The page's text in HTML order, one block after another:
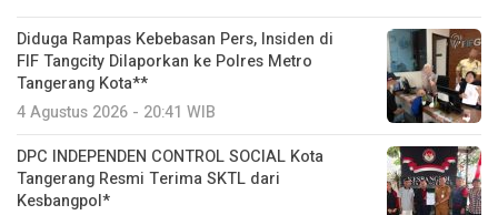
Diduga Rampas Kebebasan Pers, Insiden di
FIF Tangcity Dilaporkan ke Polres Metro
Tangerang Kota**
4 Agustus 2026 - 20:41 WIB
DPC INDEPENDEN CONTROL SOCIAL Kota
Tangerang Resmi Terima SKTL dari
Kesbangpol*